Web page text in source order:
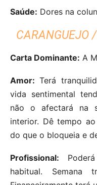
Saúde: Dores na
Carta Dominante: A
Amor: Terá
vida sentimental
não o afectará na
interior. Dê tempo
do que o bloqueia e
Profissional:
habitual. Semana